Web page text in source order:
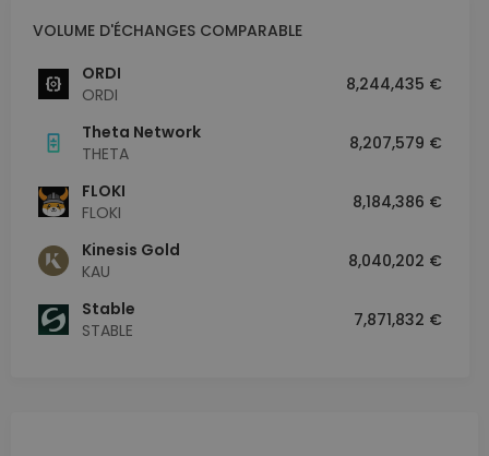
VOLUME D'ÉCHANGES COMPARABLE
ORDI
ORDI
8,244,435 €
Theta Network
THETA
8,207,579 €
FLOKI
FLOKI
8,184,386 €
Kinesis Gold
KAU
8,040,202 €
​​Stable
STABLE
7,871,832 €